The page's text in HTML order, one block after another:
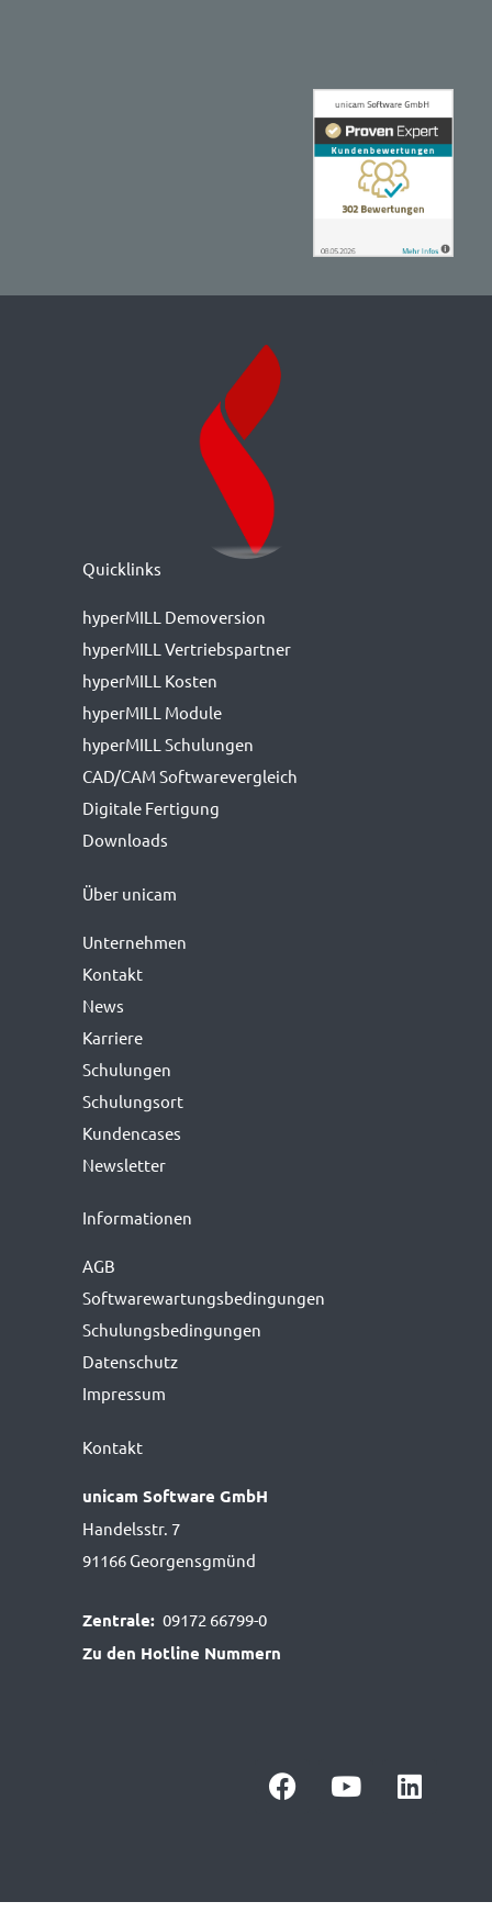
Quicklinks
hyperMILL Demoversion
hyperMILL Vertriebspartner
hyperMILL Kosten
hyperMILL Module
hyperMILL Schulungen
CAD/CAM Softwarevergleich
Digitale Fertigung
Downloads
Über unicam
Unternehmen
Kontakt
News
Karriere
Schulungen
Schulungsort
Kundencases
Newsletter
Informationen
AGB
Softwarewartungs­bedingungen
Schulungsbedingungen
Datenschutz
Impressum
Kontakt
unicam Software GmbH
Handelsstr. 7
91166 Georgensgmünd
Zentrale: 09172 66799-0
Zu den Hotline Nummern
F
a
o
Y
o
b
L
i
d